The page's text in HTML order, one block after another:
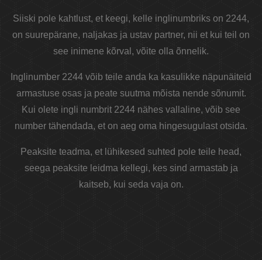
Siiski pole kahtlust, et keegi, kelle inglinumbriks on 2244,
on suurepärane, naljakas ja ustav partner, nii et kui teil on
see inimene kõrval, võite olla õnnelik.
Inglinumber 2244 võib teile anda ka kasulikke näpunäiteid
armastuse osas ja peate suutma mõista nende sõnumit.
Kui olete ingli numbrit 2244 nähes vallaline, võib see
number tähendada, et on aeg oma hingesugulast otsida.
Peaksite teadma, et lühikesed suhted pole teile head,
seega peaksite leidma kellegi, kes sind armastab ja
kaitseb, kui seda vaja on.